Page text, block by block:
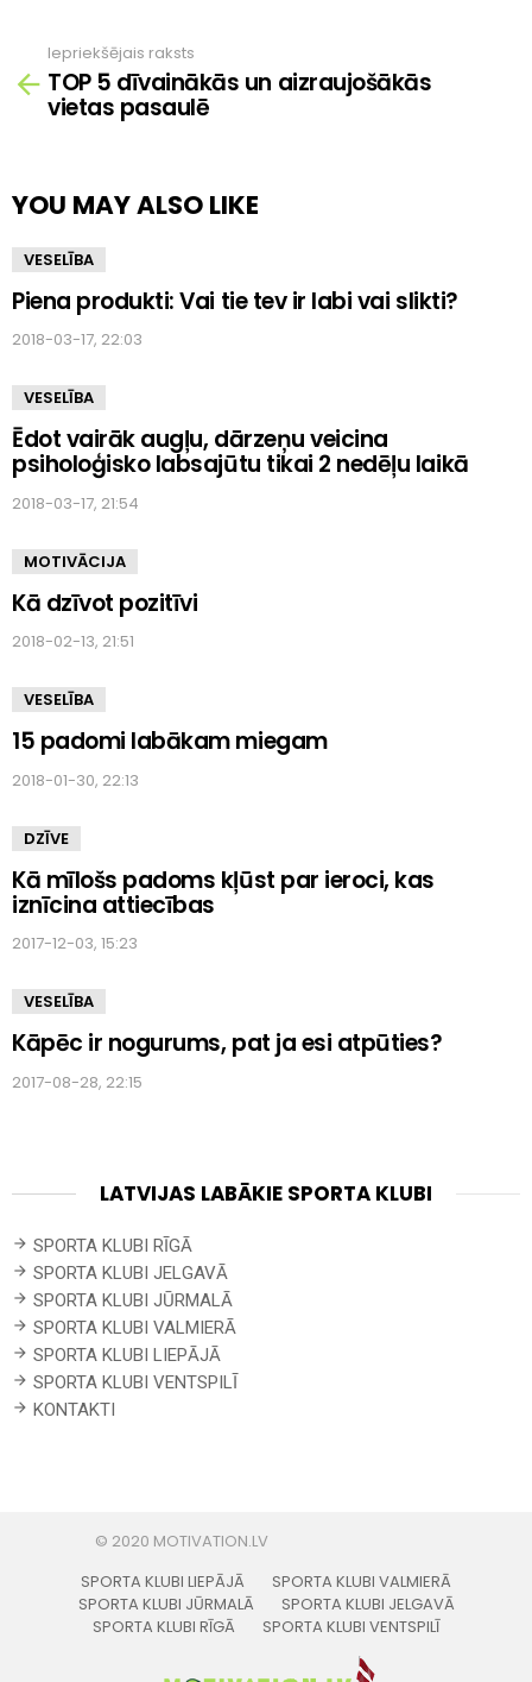
Skatīt
vairāk
Iepriekšējais raksts
TOP 5 dīvainākās un aizraujošākās
vietas pasaulē
YOU MAY ALSO LIKE
VESELĪBA
Piena produkti: Vai tie tev ir labi vai slikti?
2018-03-17, 22:03
VESELĪBA
Ēdot vairāk augļu, dārzeņu veicina
psiholoģisko labsajūtu tikai 2 nedēļu laikā
2018-03-17, 21:54
MOTIVĀCIJA
Kā dzīvot pozitīvi
2018-02-13, 21:51
VESELĪBA
15 padomi labākam miegam
2018-01-30, 22:13
DZĪVE
Kā mīlošs padoms kļūst par ieroci, kas
iznīcina attiecības
2017-12-03, 15:23
VESELĪBA
Kāpēc ir nogurums, pat ja esi atpūties?
2017-08-28, 22:15
LATVIJAS LABĀKIE SPORTA KLUBI
SPORTA KLUBI RĪGĀ
SPORTA KLUBI JELGAVĀ
SPORTA KLUBI JŪRMALĀ
SPORTA KLUBI VALMIERĀ
SPORTA KLUBI LIEPĀJĀ
SPORTA KLUBI VENTSPILĪ
KONTAKTI
SPORTA KLUBI LIEPĀJĀ
SPORTA KLUBI VALMIERĀ
SPORTA KLUBI JŪRMALĀ
SPORTA KLUBI JELGAVĀ
SPORTA KLUBI RĪGĀ
SPORTA KLUBI VENTSPILĪ